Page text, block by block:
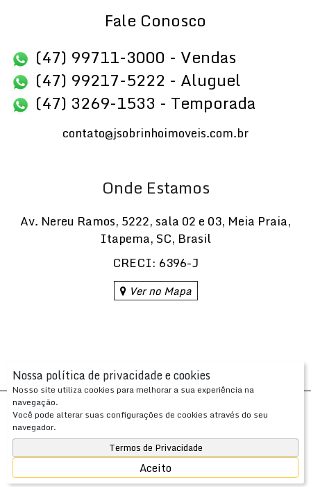
Nossa política de privacidade e cookies
Nosso site utiliza cookies para melhorar a sua experiência na
navegação.
Você pode alterar suas configurações de cookies através do seu
navegador.
Termos de Privacidade
Aceito
Fale Conosco
(47) 99711-3000 - Vendas
(47) 99217-5222 - Aluguel
(47) 3269-1533 - Temporada
contato@jsobrinhoimoveis.com.br
Onde Estamos
Av. Nereu Ramos, 5222, sala 02 e 03, Meia Praia,
Itapema, SC, Brasil
CRECI: 6396-J
Ver no Mapa
Apresenta.me ~ Plataforma Imobiliária